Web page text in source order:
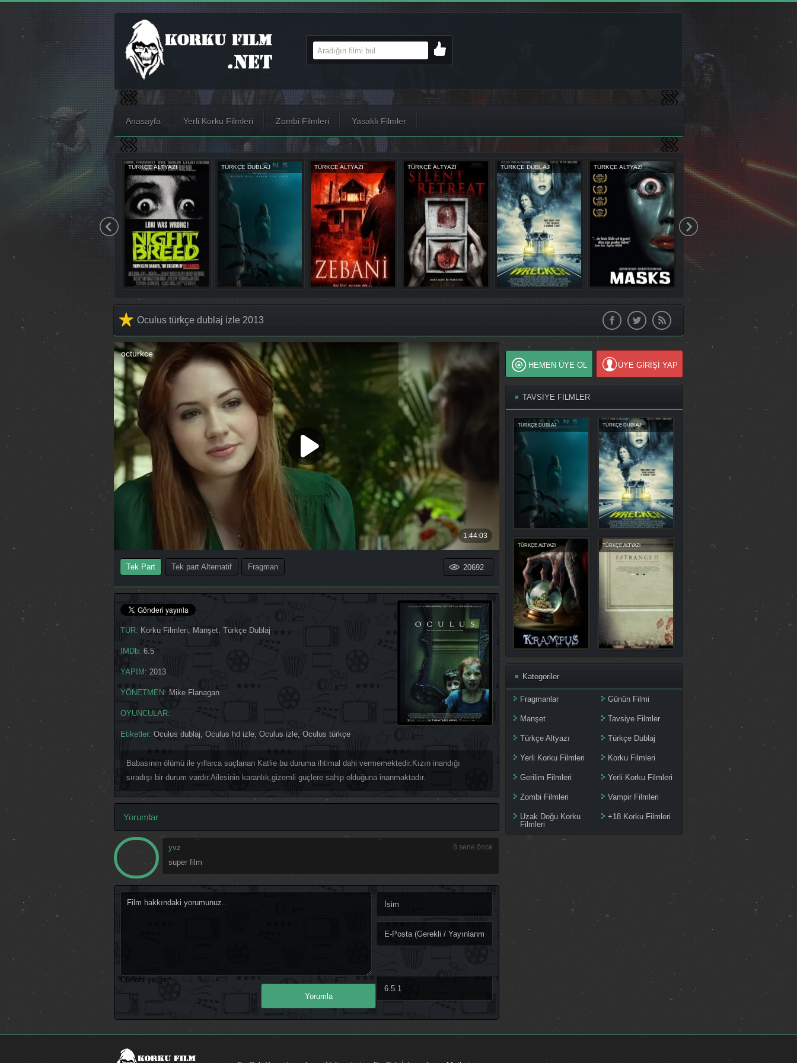
Anasayfa Yerli Korku Filmleri Zombi Filmleri Yasaklı Filmler
TÜRKÇE DUBLAJ TÜRKÇE ALTYAZI TÜRKÇE ALTYAZI TÜRKÇE DUBLAJ TÜRKÇE ALTYAZI TÜRKÇE ALTYAZI TÜRKÇE DUBLAJ TÜRKÇE ALTYAZI
Oculus türkçe dublaj izle 2013
Tek Part Tek part Alternatif Fragman 20692
TÜR: Korku Filmleri, Manşet, Türkçe Dublaj
IMDb: 6.5
YAPIM: 2013
YÖNETMEN: Mike Flanagan
OYUNCULAR:
Etiketler: Oculus dublaj, Oculus hd izle, Oculus izle, Oculus türkçe
Babasının ölümü ile yıllarca suçlanan Katlie bu duruma ihtimal dahi vermemektedir.Kızın inandığı
sıradışı bir durum vardır.Ailesinin karanlık,gizemli güçlere sahip olduğuna inanmaktadır.
Yorumlar
yvz 8 sene önce
super film
Current ye@r *
HEMEN ÜYE OL ÜYE GİRİŞİ YAP
TAVSİYE FİLMLER
TÜRKÇE DUBLAJ TÜRKÇE DUBLAJ
TÜRKÇE ALTYAZI TÜRKÇE ALTYAZI
Kategoriler
Fragmanlar Günün Filmi
Manşet Tavsiye Filmler
Türkçe Altyazı Türkçe Dublaj
Yerli Korku Filmleri Korku Filmleri
Gerilim Filmleri Yerli Korku Filmleri
Zombi Filmleri Vampir Filmleri
Uzak Doğu Korku
Filmleri
+18 Korku Filmleri